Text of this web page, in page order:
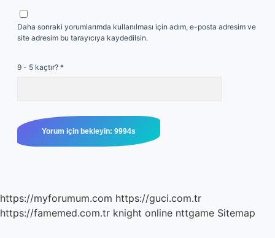
Daha sonraki yorumlarımda kullanılması için adım, e-posta adresim ve
site adresim bu tarayıcıya kaydedilsin.
9 - 5 kaçtır? *
https://myforumum.com https://guci.com.tr
https://famemed.com.tr knight online nttgame Sitemap